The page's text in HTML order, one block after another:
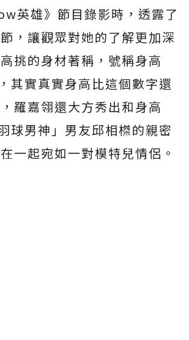
英雄》節目錄影時，透露了
，讓觀眾對她的了解更加深
挑的身材著稱，號稱身高
其實真實身高比這個數字還
羅嘉翎還大方秀出和身高
球男神」男友邱相榤的親密
一起宛如一對模特兒情侶。